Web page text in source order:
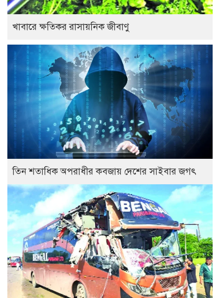
খাবারে ক্ষতিকর রাসায়নিক জীবাণু
তিন শতাধিক অপরাধীর কবজায় দেশের সাইবার জগৎ